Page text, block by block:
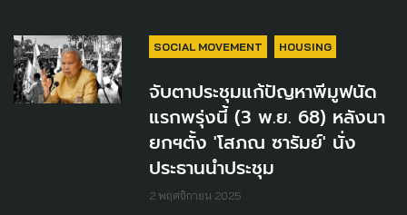
SOCIAL MOVEMENT HOUSING
จับตาประชุมแก้ปัญหาพีมูฟนัด
แรกพรุ่งนี้ (3 พ.ย. 68) หลังนา
ยกฯตั้ง 'โสภณ ซารัมย์' นั่ง
ประธานนำประชุม
2 พฤศจิกายน 2025